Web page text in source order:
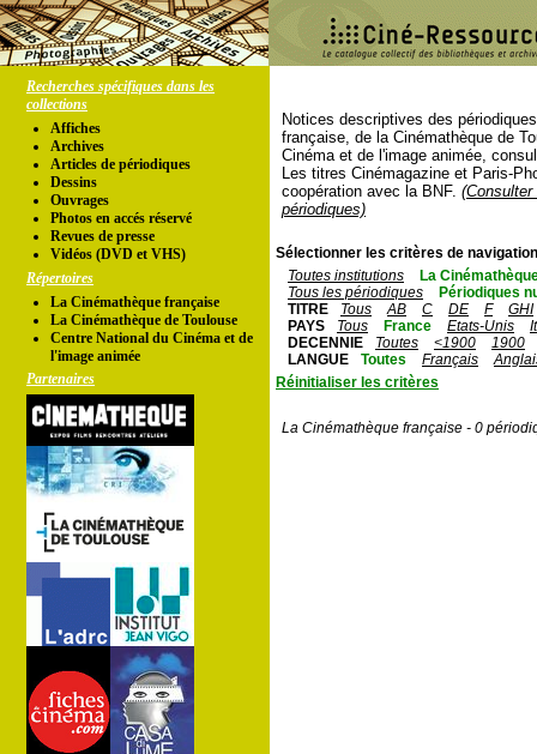
Recherches spécifiques dans les
collections
Affiches
Archives
Articles de périodiques
Dessins
Ouvrages
Photos en accés réservé
Revues de presse
Vidéos (DVD et VHS)
Répertoires
La Cinémathèque française
La Cinémathèque de Toulouse
Centre National du Cinéma et de
l'image animée
Partenaires
Notices descriptives des
française, de la Cinémathèque de
Cinéma et de l'image animée,
Les titres Cinémagazine et Paris-
coopération avec la BNF.
périodiques)
Sélectionner les critères de
Toutes institutions
La
Tous les périodiques
Périodiques
TITRE
Tous AB C DE F
GHI
PAYS
Tous France Etats-Unis
DECENNIE
Toutes <1900
1900
LANGUE
Toutes Français
Réinitialiser les critères
La Cinémathèque française - 0